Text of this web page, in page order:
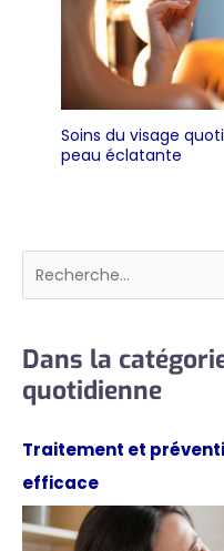
Soins du visage
peau éclatante
Rechercher
Dans la
quotidienne
Traitement et
efficace